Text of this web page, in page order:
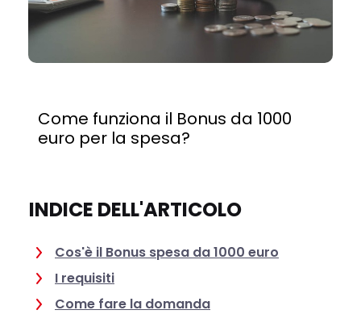
Come funziona il Bonus da 1000
euro per la spesa?
INDICE DELL'ARTICOLO
Cos'è il Bonus spesa da 1000 euro
I requisiti
Come fare la domanda